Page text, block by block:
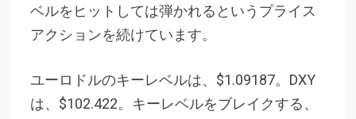
ベルをヒットしては弾かれるというプライス
アクションを続けています。
ユーロドルのキーレベルは、$1.09187。DXY
は、$102.422。キーレベルをブレイクする、